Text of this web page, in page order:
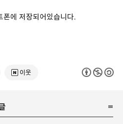
폰에 저장되어있습니다.
이웃